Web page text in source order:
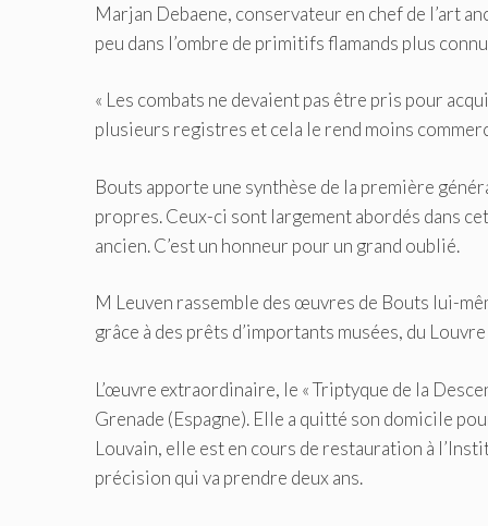
Marjan Debaene, conservateur en chef de l’art
peu dans l’ombre de primitifs flamands plus
« Les combats ne devaient pas être pris pour
plusieurs registres et cela le rend moins
Bouts apporte une synthèse de la première
propres. Ceux-ci sont largement abordés dans
ancien. C’est un honneur pour un grand oublié.
M Leuven rassemble des œuvres de Bouts lui-
grâce à des prêts d’importants musées, du
L’œuvre extraordinaire, le « Triptyque de la
Grenade (Espagne). Elle a quitté son domicile
Louvain, elle est en cours de restauration à
précision qui va prendre deux ans.